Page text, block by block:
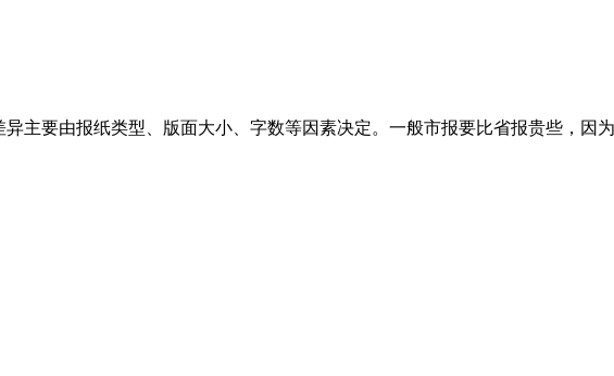
主要由报纸类型、版面大小、字数等因素决定。一般市报要比省报贵些，因